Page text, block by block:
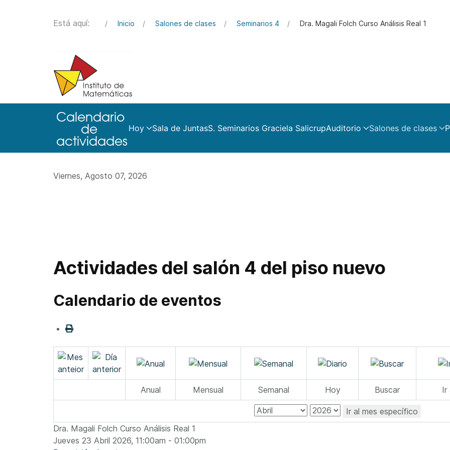
Está aquí: Inicio Salones de clases Seminarios 4 Dra. Magali Folch Curso Análisis Real 1
Hoy Sala de JuntasS. Seminarios Graciela SalicrupAuditorio Salones de clases
Viernes, Agosto 07, 2026
Actividades del salón 4 del piso nuevo
Calendario de eventos
Anual Mensual Semanal Hoy Buscar Ir
Ir al mes específico
Dra. Magali Folch Curso Análisis Real 1
Jueves 23 Abril 2026, 11:00am - 01:00pm